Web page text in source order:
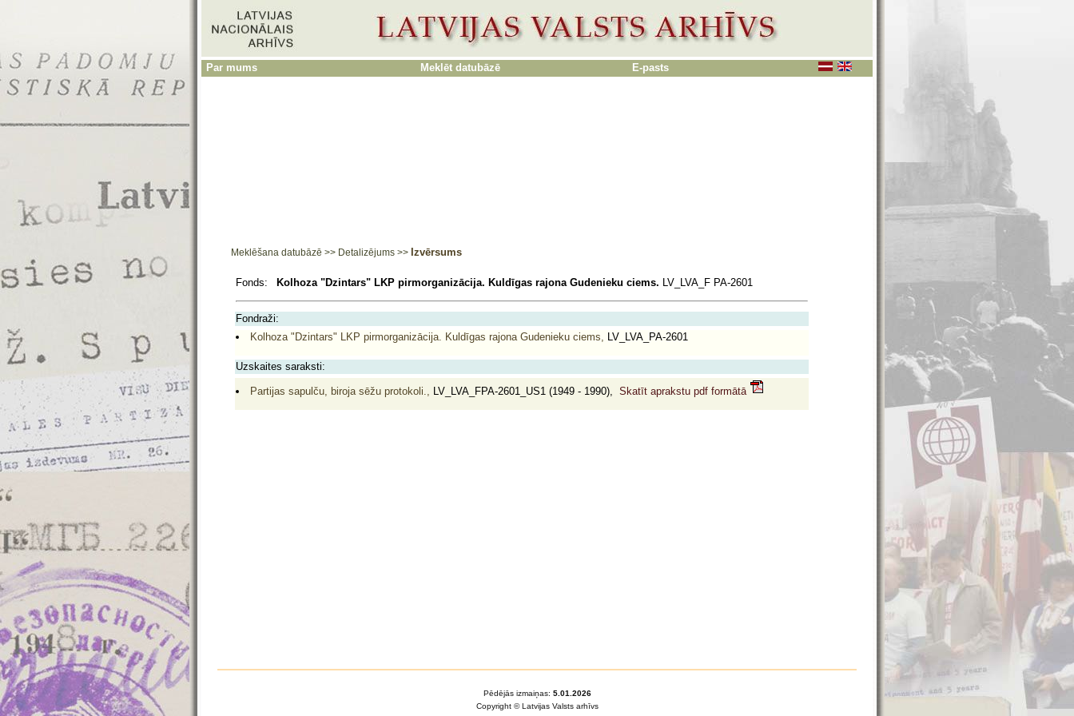
Par mums Meklēt datubāzē E-pasts
Meklēšana datubāzē >> Detalizējums >> Izvērsums
Fonds: Kolhoza "Dzintars" LKP pirmorganizācija. Kuldīgas rajona Gudenieku ciems. LV_LVA_F PA-2601
Fondraži:
Kolhoza "Dzintars" LKP pirmorganizācija. Kuldīgas rajona Gudenieku ciems, LV_LVA_PA-2601
Uzskaites saraksti:
Partijas sapulču, biroja sēžu protokoli., LV_LVA_FPA-2601_US1 (1949 - 1990), Skatīt aprakstu pdf formātā
Pēdējās izmaiņas: 5.01.2026
Copyright © Latvijas Valsts arhīvs